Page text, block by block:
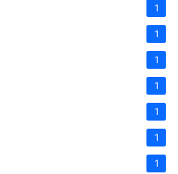
1
1
1
1
1
1
1